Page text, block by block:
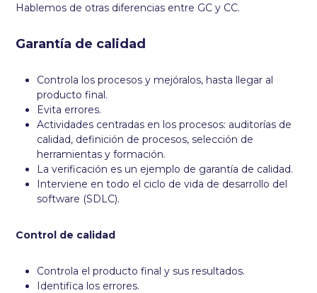
Hablemos de otras diferencias entre GC y CC.
Garantía de calidad
Controla los procesos y mejóralos, hasta llegar al
producto final.
Evita errores.
Actividades centradas en los procesos: auditorías de
calidad, definición de procesos, selección de
herramientas y formación.
La verificación es un ejemplo de garantía de calidad.
Interviene en todo el ciclo de vida de desarrollo del
software (SDLC).
Control de calidad
Controla el producto final y sus resultados.
Identifica los errores.